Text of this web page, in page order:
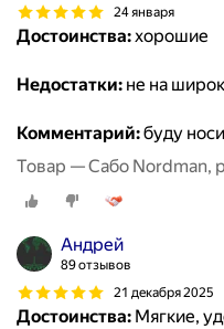
24 января
Достоинства:хорошие
Недостатки: не на
Комментарий:буду
Товар — Сабо Nordman,
Андрей
89 отзывов
21 декабря 2025
Достоинства: Мягкие,